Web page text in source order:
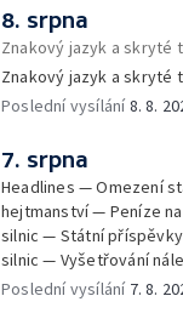
provoz nelegálních
Populace Česka stárne
přijetí do domovů pro
vybrala kandidáta na
soutěžních párů
Prahou prošel průvod
sexuálních menšin —
Pátrání na jezeře Most
paddleboardech — Češi
destinace — Kolik
— Cestování se zvířaty
Šumavu — Demolice
8. srpna
Znakový jazyk a skryté
Znakový jazyk a skryté
Poslední vysílání8. 8.
7. srpna
Headlines — Omezení
hejtmanství — Peníze
silnic — Státní
silnic — Vyšetřování
letišti v Lipsku —
Poslední vysílání 7. 8.